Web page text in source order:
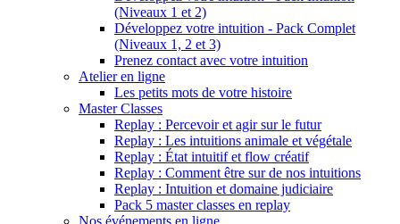
(Niveaux 1 et 2)
Développez votre intuition - Pack Complet
(Niveaux 1, 2 et 3)
Prenez contact avec votre intuition
Atelier en ligne
Les petits mots de votre histoire
Master Classes
Replay : Percevoir et agir sur le futur
Replay : Les intuitions animale et végétale
Replay : État intuitif et flow créatif
Replay : Comment être sur de nos intuitions
Replay : Intuition et domaine judiciaire
Pack 5 master classes en replay
Nos événements en ligne